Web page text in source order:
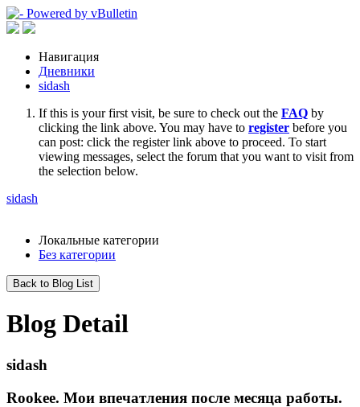
Навигация
Дневники
sidash
If this is your first visit, be sure to check out the FAQ by
clicking the link above. You may have to register before you
can post: click the register link above to proceed. To start
viewing messages, select the forum that you want to visit from
the selection below.
sidash
Локальные категории
Без категории
Back to Blog List
Blog Detail
sidash
Rookee. Мои впечатления после месяца работы.